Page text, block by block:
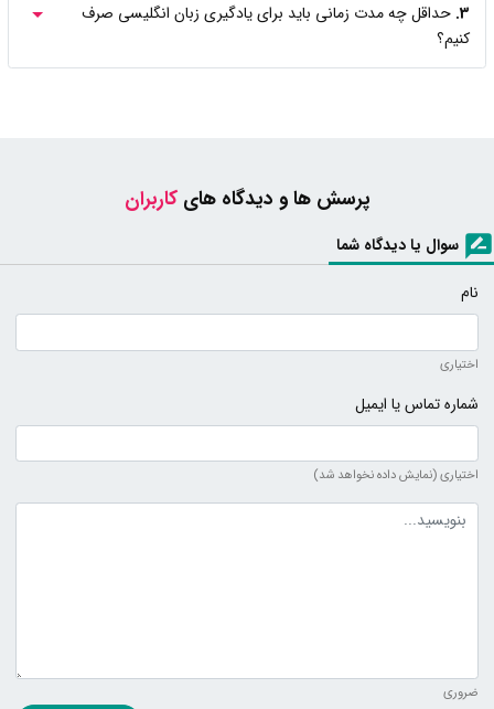
3. حداقل چه مدت زمانی باید برای یادگیری زبان انگلیسی صرف
کنیم؟
پرسش ها و دیدگاه هایکاربران
سوال یا دیدگاه شما
نام
اختیاری
شماره تماس یا ایمیل
اختیاری (نمایش داده نخواهد شد)
متن دیدگاه
ضروری